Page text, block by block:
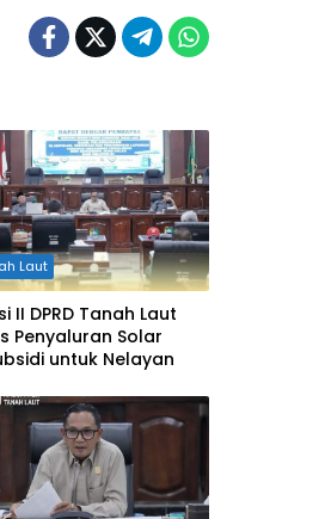
Laut
II DPRD Tanah Laut
Penyaluran Solar
untuk Nelayan